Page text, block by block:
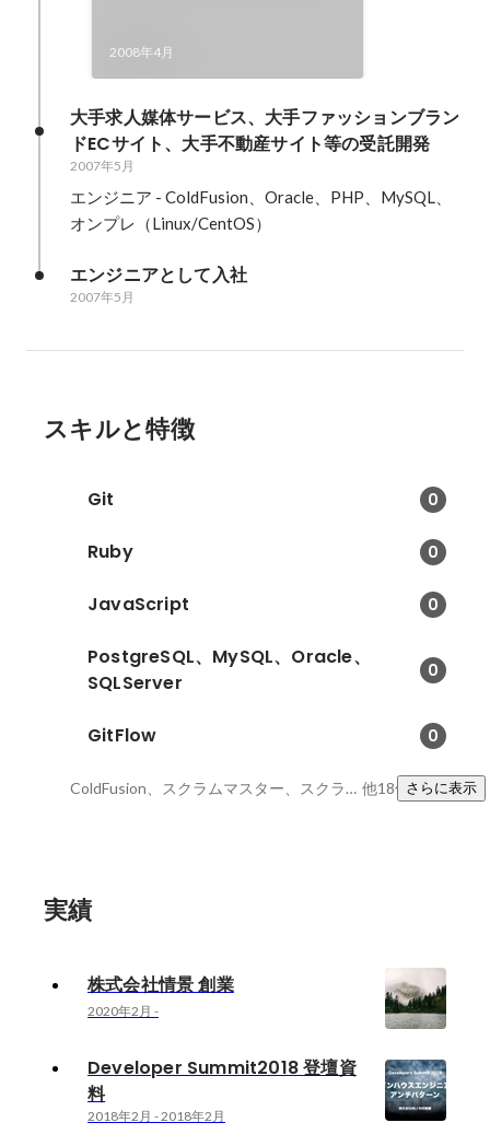
2008年4月
大手求人媒体サービス、大手ファッションブラン
ドECサイト、大手不動産サイト等の受託開発
2007年5月
エンジニア - ColdFusion、Oracle、PHP、MySQL、
エンジニアとして入社
2007年5月
スキルと特徴
Git 0
Ruby 0
JavaScript 0
PostgreSQL、MySQL、Oracle、
SQLServer
0
GitFlow 0
ColdFusion、スクラムマスター、スクラム開発 他18件さらに表示
実績
株式会社情景 創業
2020年2月 -
Developer Summit2018 登壇資
料
2018年2月 -2018年2月